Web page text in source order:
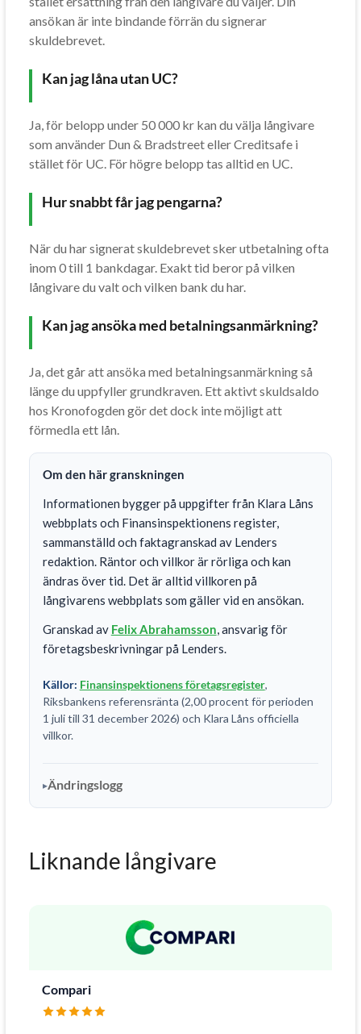
ansökan är inte bindande förrän du signerar
skuldebrevet.
Kan jag låna utan UC?
Ja, för belopp under 50 000 kr kan du välja långivare
som använder Dun & Bradstreet eller Creditsafe i
stället för UC. För högre belopp tas alltid en UC.
Hur snabbt får jag pengarna?
När du har signerat skuldebrevet sker utbetalning ofta
inom 0 till 1 bankdagar. Exakt tid beror på vilken
långivare du valt och vilken bank du har.
Kan jag ansöka med betalningsanmärkning?
Ja, det går att ansöka med betalningsanmärkning så
länge du uppfyller grundkraven. Ett aktivt skuldsaldo
hos Kronofogden gör det dock inte möjligt att
förmedla ett lån.
Om den här granskningen
Informationen bygger på uppgifter från Klara Låns
webbplats och Finansinspektionens register,
sammanställd och faktagranskad av Lenders
redaktion. Räntor och villkor är rörliga och kan
ändras över tid. Det är alltid villkoren på
långivarens webbplats som gäller vid en ansökan.
Granskad av Felix Abrahamsson, ansvarig för
företagsbeskrivningar på Lenders.
Källor: Finansinspektionens företagsregister,
Riksbankens referensränta (2,00 procent för perioden
1 juli till 31 december 2026) och Klara Låns officiella
villkor.
Ändringslogg
Liknande långivare
Compari